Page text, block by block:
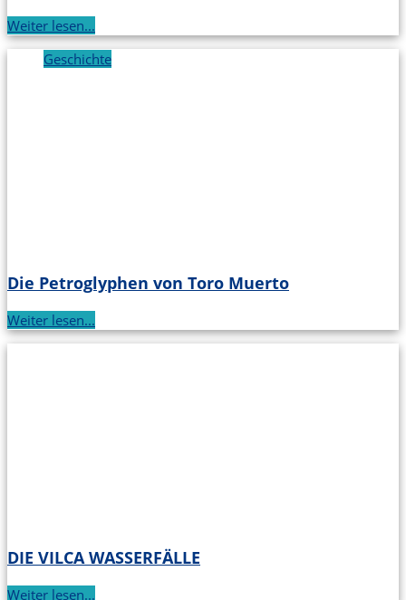
Weiter lesen...
Geschichte
Die Petroglyphen von Toro Muerto
Weiter lesen...
DIE VILCA WASSERFÄLLE
Weiter lesen...